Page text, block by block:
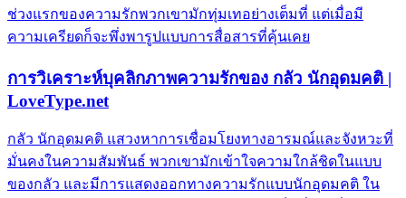
ช่วงแรกของความรักพวกเขามักทุ่มเทอย่างเต็มที่ แต่เมื่อมี
ความเครียดก็จะพึ่งพารูปแบบการสื่อสารที่คุ้นเคย
การวิเคราะห์บุคลิกภาพความรักของ กลัว นักอุดมคติ |
LoveType.net
กลัว นักอุดมคติ แสวงหาการเชื่อมโยงทางอารมณ์และจังหวะที่
มั่นคงในความสัมพันธ์ พวกเขามักเข้าใจความใกล้ชิดในแบบ
ของกลัว และมีการแสดงออกทางความรักแบบนักอุดมคติ ใน